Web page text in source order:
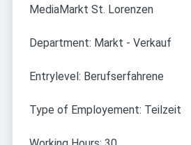
MediaMarkt St. Lorenzen
Department: Markt - Verkauf
Entrylevel: Berufserfahrene
Type of Employement: Teilzeit